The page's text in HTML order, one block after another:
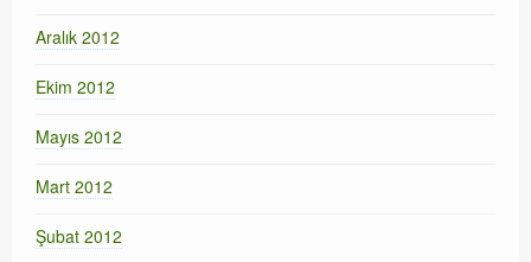
Aralık 2012
Ekim 2012
Mayıs 2012
Mart 2012
Şubat 2012